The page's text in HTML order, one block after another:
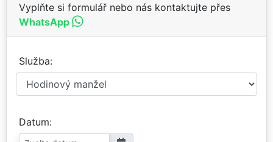
Vyplňte si formulář nebo nás kontaktujte přes
WhatsApp
Služba
Datum